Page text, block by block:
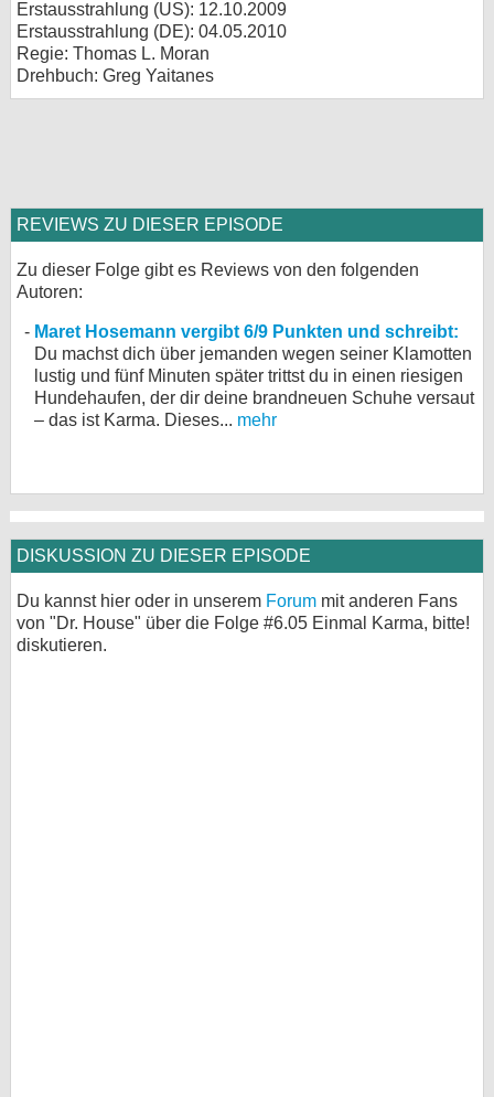
Erstausstrahlung (US): 12.10.2009
Erstausstrahlung (DE): 04.05.2010
Regie: Thomas L. Moran
Drehbuch: Greg Yaitanes
REVIEWS ZU DIESER EPISODE
Zu dieser Folge gibt es Reviews von den folgenden
Autoren:
Maret Hosemann vergibt 6/9 Punkten und schreibt:
Du machst dich über jemanden wegen seiner Klamotten
lustig und fünf Minuten später trittst du in einen riesigen
Hundehaufen, der dir deine brandneuen Schuhe versaut
– das ist Karma. Dieses... mehr
DISKUSSION ZU DIESER EPISODE
Du kannst hier oder in unserem Forum mit anderen Fans
von "Dr. House" über die Folge #6.05 Einmal Karma, bitte!
diskutieren.